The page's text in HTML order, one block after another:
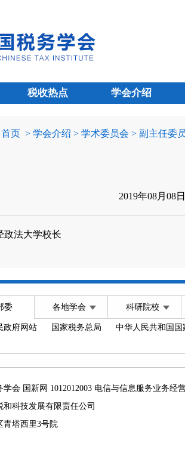
税收热点 学会介绍
首页 > 学会介绍 > 学术委员会 > 副主任委
2019年08月08
法大学校长
委 各地学会 科研院校
政府网站 国家税务总局 中华人民共和国
会 国新网 1012012003 电信与信息服务业务经
科技发展有限责任公司
青塔西里3号院